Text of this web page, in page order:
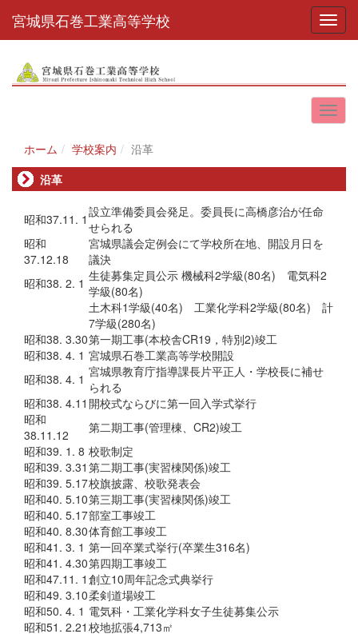
宮城県石巻工業高等学校
ホーム 学校案内
沿革
沿革
昭和37.11. 1 設立準備委員会発足。委員長に高橋彦治が任命
せられる
昭和
37.12.18
宮城県議会定例会にて学校所在地、開設月日を
議決
昭和38. 2. 1 生徒募集定員公示 機械科2学級(80名) 電気科2
学級(80名)
土木科1学級(40名) 工業化学科2学級(80名) 計
7学級(280名)
昭和38. 3.30第一期工事(本校舎CR19，特別2)竣工
昭和38. 4. 1 宮城県石巻工業高等学校開設
昭和38. 4. 1 宮城県教育庁指導課長片平正人・学校長に補せ
られる
昭和38. 4.11 開校式ならびに第一回入学式挙行
昭和
38.11.12
第二期工事(管理棟、CR2)竣工
昭和39. 1. 8 校歌制定
昭和39. 3.31 第二期工事(実習棟関係)竣工
昭和39. 5.17校旗披露、校歌発表会
昭和40. 5.10第三期工事(実習棟関係)竣工
昭和40. 5.17部室工事竣工
昭和40. 8.30体育館工事竣工
昭和41. 3. 1 第一回卒業式挙行(卒業生316名)
昭和41. 4.30第四期工事竣工
昭和47.11. 1 創立10周年記念式典挙行
昭和49. 3.10柔剣道場竣工
昭和50. 4. 1 電気科・工業化学科女子生徒募集公示
昭和51. 2.21 校地拡張4,713㎡